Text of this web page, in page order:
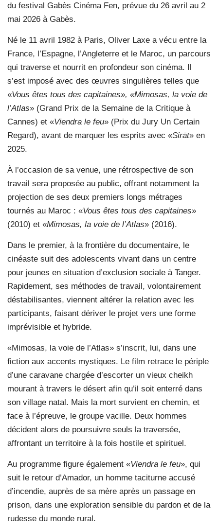
du festival Gabès Cinéma Fen, prévue du 26 avril au 2
mai 2026 à Gabès.
Né le 11 avril 1982 à Paris, Oliver Laxe a vécu entre la
France, l’Espagne, l’Angleterre et le Maroc, un parcours
qui traverse et nourrit en profondeur son cinéma. Il
s’est imposé avec des œuvres singulières telles que
«Vous êtes tous des capitaines», «Mimosas, la voie de
l’Atlas» (Grand Prix de la Semaine de la Critique à
Cannes) et «Viendra le feu» (Prix du Jury Un Certain
Regard), avant de marquer les esprits avec «Sirāt» en
2025.
À l’occasion de sa venue, une rétrospective de son
travail sera proposée au public, offrant notamment la
projection de ses deux premiers longs métrages
tournés au Maroc : «Vous êtes tous des capitaines»
(2010) et «Mimosas, la voie de l’Atlas» (2016).
Dans le premier, à la frontière du documentaire, le
cinéaste suit des adolescents vivant dans un centre
pour jeunes en situation d’exclusion sociale à Tanger.
Rapidement, ses méthodes de travail, volontairement
déstabilisantes, viennent altérer la relation avec les
participants, faisant dériver le projet vers une forme
imprévisible et hybride.
«Mimosas, la voie de l’Atlas» s’inscrit, lui, dans une
fiction aux accents mystiques. Le film retrace le périple
d’une caravane chargée d’escorter un vieux cheikh
mourant à travers le désert afin qu’il soit enterré dans
son village natal. Mais la mort survient en chemin, et
face à l’épreuve, le groupe vacille. Deux hommes
décident alors de poursuivre seuls la traversée,
affrontant un territoire à la fois hostile et spirituel.
Au programme figure également «Viendra le feu», qui
suit le retour d’Amador, un homme taciturne accusé
d’incendie, auprès de sa mère après un passage en
prison, dans une exploration sensible du pardon et de la
rudesse du monde rural.